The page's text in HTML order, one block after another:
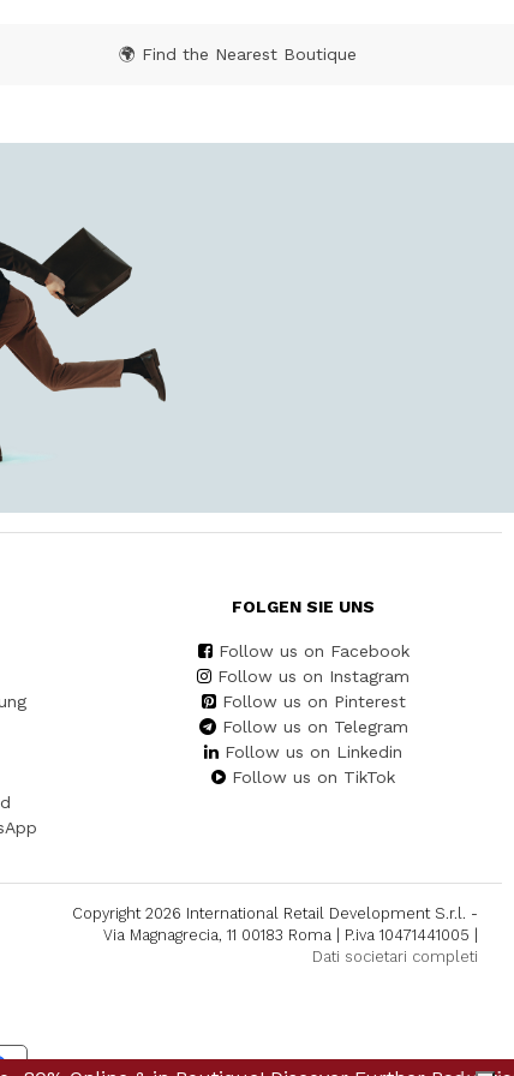
🌍 Find the Nearest Boutique
FOLGEN SIE UNS
Follow us on Facebook
Follow us on Instagram
Follow us on Pinterest
Follow us on Telegram
Follow us on Linkedin
Follow us on TikTok
Copyright 2026 International Retail Development S.r.l. -
Via Magnagrecia, 11 00183 Roma | P.iva 10471441005 |
Dati societari completi